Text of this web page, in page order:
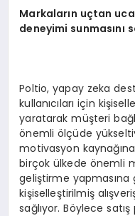
Markaların uçtan
deneyimi sunmasını
Poltio, yapay zeka
kullanıcıları için
yaratarak müşteri
önemli ölçüde
motivasyon
birçok ülkede önemli
geliştirme
kişiselleştirilmiş
sağlıyor. Böylece